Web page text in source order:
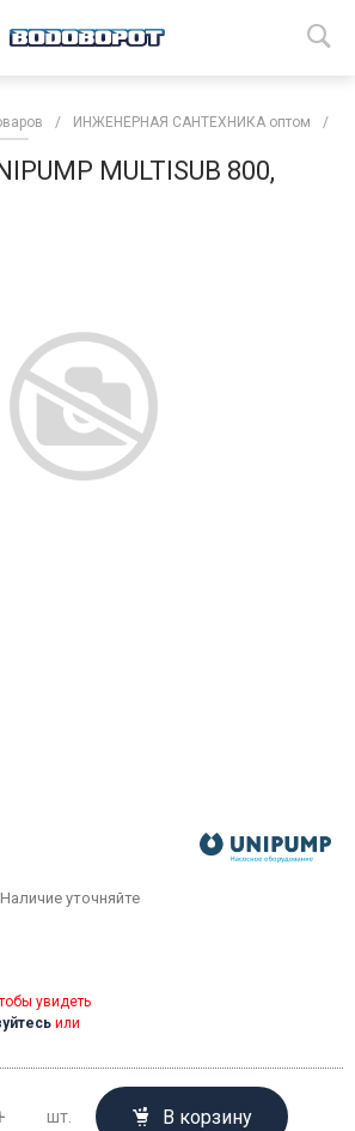
/ ИНЖЕНЕРНАЯ САНТЕХНИКА оптом /
MULTISUB 800,
Наличие уточняйте
увидеть
или
шт. В корзину